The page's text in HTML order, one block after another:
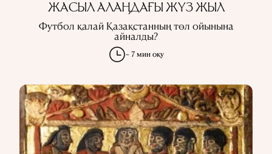
ЖАСЫЛ АЛАҢДАҒЫ ЖҮЗ ЖЫЛ
Футбол қалай Қазақстанның төл ойынына
айналды?
~ 7 мин оқу